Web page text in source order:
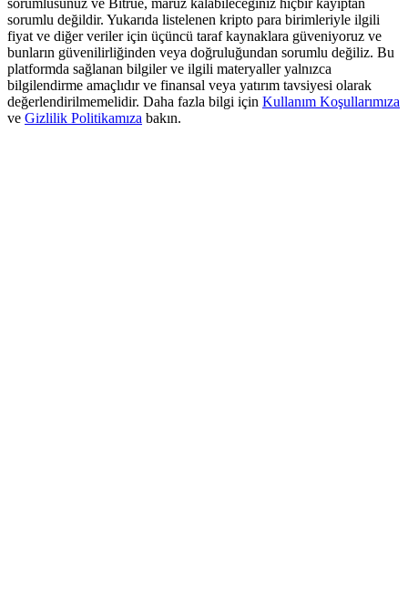
Exclusive for BitMart Users
Register & Trade to Win 500,000 USDT
sorumlu değildir. Yukarıda listelenen kripto para birimleriyle ilgili
fiyat ve diğer veriler için üçüncü taraf kaynaklara güveniyoruz ve
bunların güvenilirliğinden veya doğruluğundan sorumlu değiliz. Bu
platformda sağlanan bilgiler ve ilgili materyaller yalnızca
bilgilendirme amaçlıdır ve finansal veya yatırım tavsiyesi olarak
değerlendirilmemelidir. Daha fazla bilgi için Kullanım Koşullarımıza
ve Gizlilik Politikamıza bakın.